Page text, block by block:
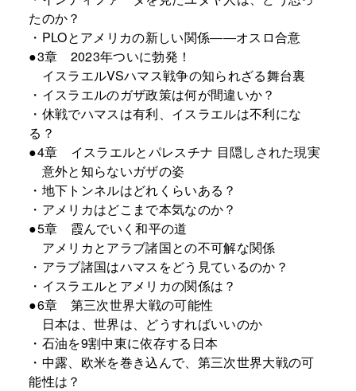
たのか？
・PLOとアメリカの新しい関係――オスロ合意
●3章 2023年ついに勃発！
イスラエルVSハマス戦争の知られざる舞台裏
・イスラエルのガザ政策は何が間違いか？
・休戦でハマスは有利、イスラエルは不利にな
る？
●4章 イスラエルとパレスチナ 目隠しされた現実
意外と知らないガザの姿
・地下トンネルはどれくらいある？
・アメリカはどこまで本気なのか？
●5章 霞んでいく和平の道
アメリカとアラブ諸国との不可解な関係
・アラブ諸国はハマスをどう見ているのか？
・イスラエルとアメリカの関係は？
●6章 第三次世界大戦の可能性
日本は、世界は、どうすればいいのか
・石油を9割中東に依存する日本
・中露、欧米を巻き込んで、第三次世界大戦の可
能性は？